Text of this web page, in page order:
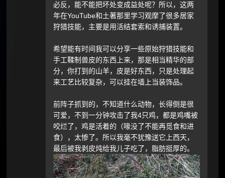
必反，能不能把坏处变成益处呢？所以，这两
年在YouTube和土著那里学习观摩了很多居家
狩猎技能，主要是用活结套索和诱捕装置。
希望能有时间我可以分享一些原始狩猎技能和
手工鞣制兽皮的东西上来，那是相当精华的部
分，你打到的山羊，皮是好东西，只是处理起
来工艺比较复杂，可以挂在墙上当装饰品。
前阵子抓到的，不知道什么动物，长得倒是很
可爱，不到一分钟攻击了我4只鸡，都是鸡嘴被
咬烂了，鸡是活着的（喙没了不能再觅食和进
食），太惨了。所以我毫不犹豫送它上西天，
最后被我剥皮炖给我儿子吃了，脂肪挺厚的。